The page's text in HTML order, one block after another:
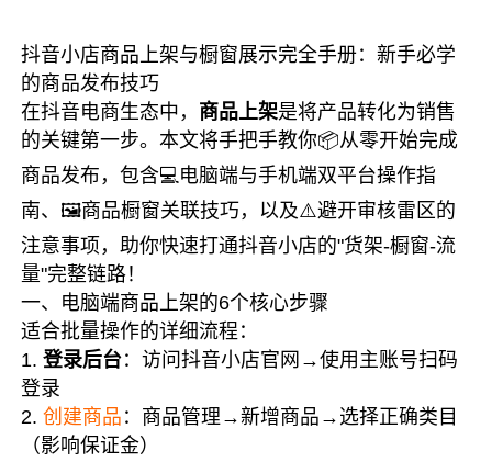
抖音小店商品上架与橱窗展示完全手册：新手必学
的商品发布技巧
在抖音电商生态中， 商品上架是将产品转化为销售
的关键第一步。本文将手把手教你📦从零开始完成
商品发布，包含💻电脑端与手机端双平台操作指
南、 🖼️商品橱窗关联技巧，以及⚠️避开审核雷区的
注意事项，助你快速打通抖音小店的"货架-橱窗-流
量"完整链路！
一、电脑端商品上架的6个核心步骤
适合批量操作的详细流程：
1.登录后台：访问抖音小店官网→使用主账号扫码
登录
2.创建商品 ：商品管理→新增商品→选择正确类目
（影响保证金）